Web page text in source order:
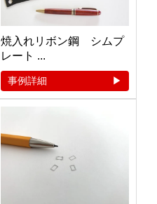
焼入れリボン鋼 シムプ
レート ...
事例詳細